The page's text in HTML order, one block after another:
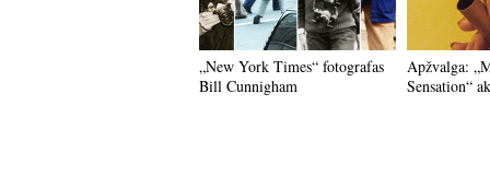
„New York Times“ fotografas
Bill Cunnigham
Apžvalga:
Sensation“